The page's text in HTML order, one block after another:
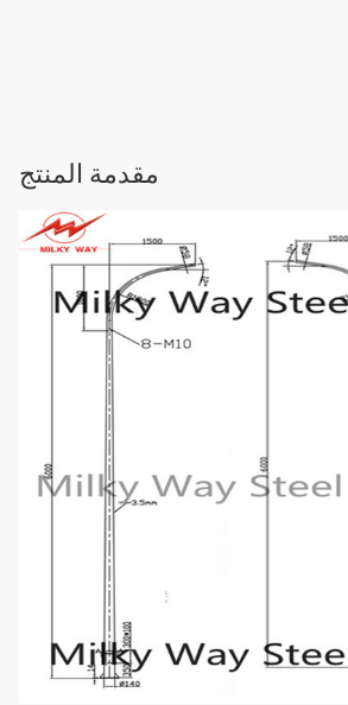
مقدمة المنتج